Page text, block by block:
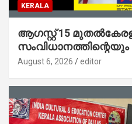
KERALA
ആഗസ്റ്റ് 15
സ്റ്റേഷനുകളുടെയും
August 6, 2026 editor